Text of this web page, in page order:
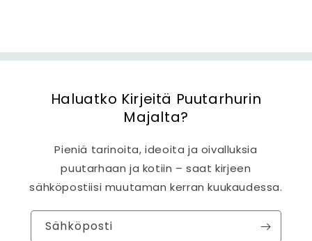
Haluatko Kirjeitä Puutarhurin
Majalta?
Pieniä tarinoita, ideoita ja oivalluksia
puutarhaan ja kotiin – saat kirjeen
sähköpostiisi muutaman kerran kuukaudessa.
Sähköposti